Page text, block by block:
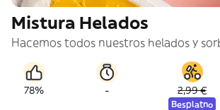
Mistura Helados
78% - 2,99 €
Besplatno